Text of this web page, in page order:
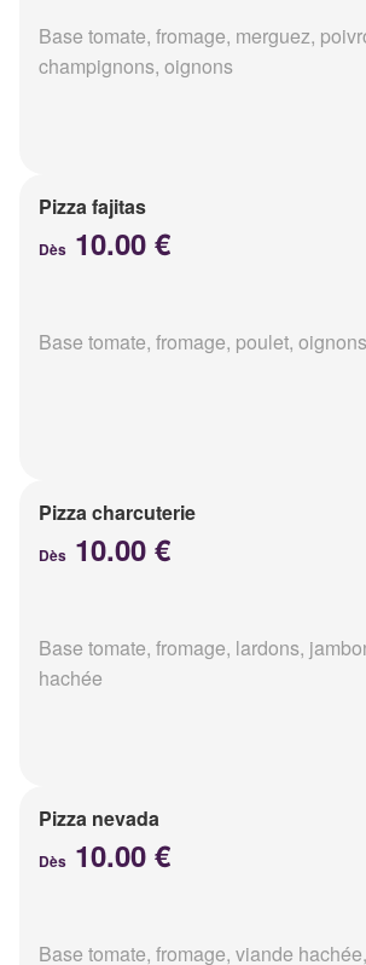
Base tomate, fromage, merguez,
champignons, oignons
Pizza fajitas
Dès 10.00 €
Base tomate, fromage, poulet,
Pizza charcuterie
Dès 10.00 €
Base tomate, fromage, lardons,
hachée
Pizza nevada
Dès 10.00 €
Base tomate, fromage, viande